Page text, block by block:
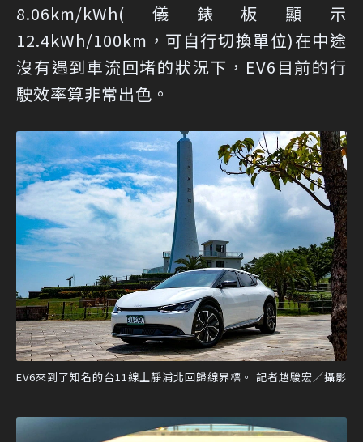
8.06km/kWh(儀錶板顯示
12.4kWh/100km，可自行切換單位)在中途
沒有遇到車流回堵的狀況下，EV6目前的行
駛效率算非常出色。
EV6來到了知名的台11線上靜浦北回歸線界標。 記者趙駿宏／攝影